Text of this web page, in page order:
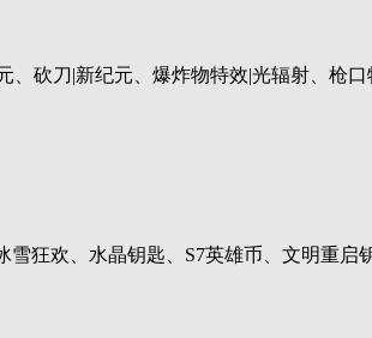
砍刀|新纪元、爆炸物特效|光辐射、枪
狂欢、水晶钥匙、S7英雄币、文明重启